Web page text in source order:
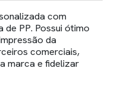
com
PP. Possui ótimo
da
comerciais,
marca e fidelizar